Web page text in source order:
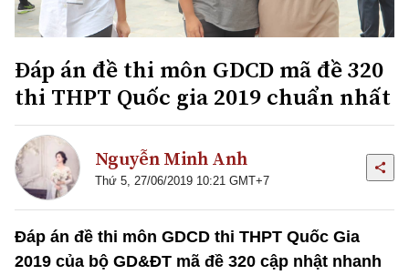
Đáp án đề thi môn GDCD mã đề 320
thi THPT Quốc gia 2019 chuẩn nhất
Nguyễn Minh Anh
Thứ 5, 27/06/2019 10:21 GMT+7
Đáp án đề thi môn GDCD thi THPT Quốc Gia
2019 của bộ GD&ĐT mã đề 320 cập nhật nhanh